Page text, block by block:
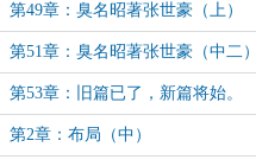
第49章：臭名昭著张世豪（上）
第51章：臭名昭著张世豪（中二）
第53章：旧篇已了，新篇将始。
第2章：布局（中）